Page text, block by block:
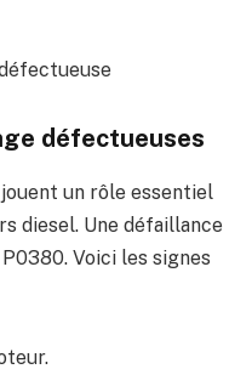
défectueuses
un rôle essentiel
diesel. Une défaillance
Voici les signes